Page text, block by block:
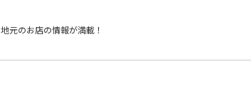
地元のお店の情報が満載！